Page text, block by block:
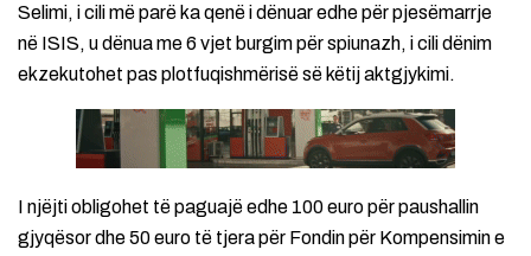
Selimi, i cili më parë ka qenë i dënuar edhe për pjesëmarrje
në ISIS, u dënua me 6 vjet burgim për spiunazh, i cili dënim
ekzekutohet pas plotfuqishmërisë së këtij aktgjykimi.
I njëjti obligohet të paguajë edhe 100 euro për paushallin
gjyqësor dhe 50 euro të tjera për Fondin për Kompensimin e